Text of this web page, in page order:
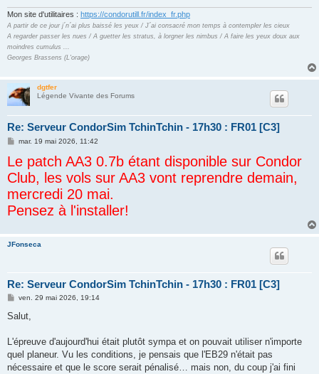
Mon site d'utilitaires : https://condorutill.fr/index_fr.php
A partir de ce jour j´n´ai plus baissé les yeux / J´ai consacré mon temps à contempler les cieux
A regarder passer les nues / A guetter les stratus, à lorgner les nimbus / A faire les yeux doux aux
moindres cumulus ...
Georges Brassens (L'orage)
dgtfer
Légende Vivante des Forums
Re: Serveur CondorSim TchinTchin - 17h30 : FR01 [C3]
M
s
s
a
g
e
mar. 19 mai 2026, 11:42
Le patch AA3 0.7b étant disponible sur Condor
Club, les vols sur AA3 vont reprendre demain,
mercredi 20 mai.
Pensez à l'installer!
JFonseca
Re: Serveur CondorSim TchinTchin - 17h30 : FR01 [C3]
M
s
g
e
ven. 29 mai 2026, 19:14
Salut,
L'épreuve d'aujourd'hui était plutôt sympa et on pouvait utiliser n'importe
quel planeur. Vu les conditions, je pensais que l'EB29 n'était pas
nécessaire et que le score serait pénalisé… mais non, du coup j'ai fini